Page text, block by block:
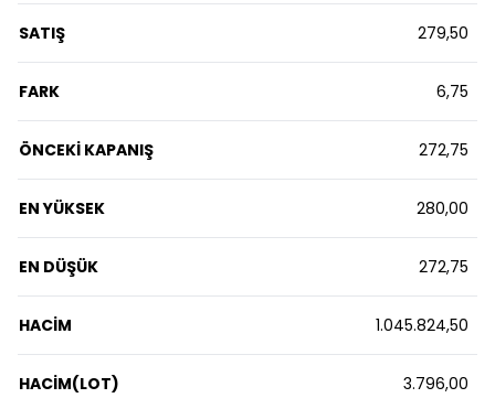
SATIŞ 279,50
FARK 6,75
ÖNCEKİ KAPANIŞ 272,75
EN YÜKSEK 280,00
EN DÜŞÜK 272,75
HACİM 1.045.824,50
HACİM(LOT) 3.796,00